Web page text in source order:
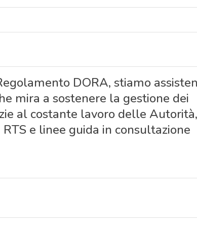
DORA, stiamo
mira a sostenere la gestione dei
al costante lavoro delle
e linee guida in consultazione